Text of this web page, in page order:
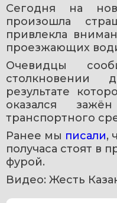
Сегодня на
произошла
привлекла
проезжающих
Очевидцы
столкновении
результате
оказался
транспортного
Ранее мы писали,
получаса стоят в
фурой.
Видео: Жесть